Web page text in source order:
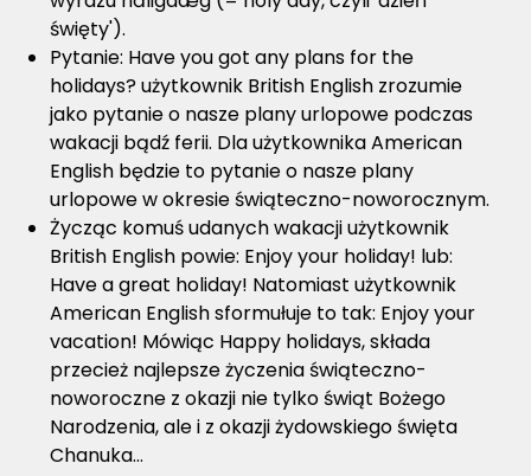
święty').
Pytanie: Have you got any plans for the
holidays? użytkownik British English zrozumie
jako pytanie o nasze plany urlopowe podczas
wakacji bądź ferii. Dla użytkownika American
English będzie to pytanie o nasze plany
urlopowe w okresie świąteczno-noworocznym.
Życząc komuś udanych wakacji użytkownik
British English powie: Enjoy your holiday! lub:
Have a great holiday! Natomiast użytkownik
American English sformułuje to tak: Enjoy your
vacation! Mówiąc Happy holidays, składa
przecież najlepsze życzenia świąteczno-
noworoczne z okazji nie tylko świąt Bożego
Narodzenia, ale i z okazji żydowskiego święta
Chanuka…